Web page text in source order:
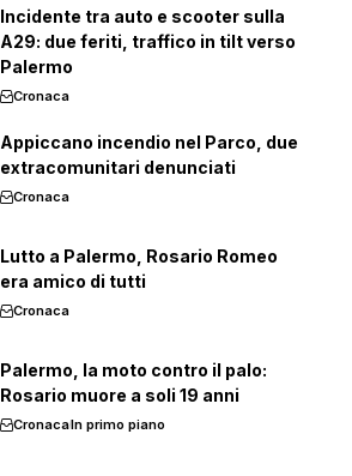
Incidente tra auto e scooter sulla
A29: due feriti, traffico in tilt verso
Palermo
Cronaca
Appiccano incendio nel Parco, due
extracomunitari denunciati
Cronaca
Lutto a Palermo, Rosario Romeo
era amico di tutti
Cronaca
Palermo, la moto contro il palo:
Rosario muore a soli 19 anni
CronacaIn primo piano